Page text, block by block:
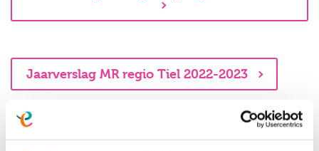
Jaarverslag MR regio Tiel 2022-2023
Jaarverslag MR regio Tiel 2021-2022